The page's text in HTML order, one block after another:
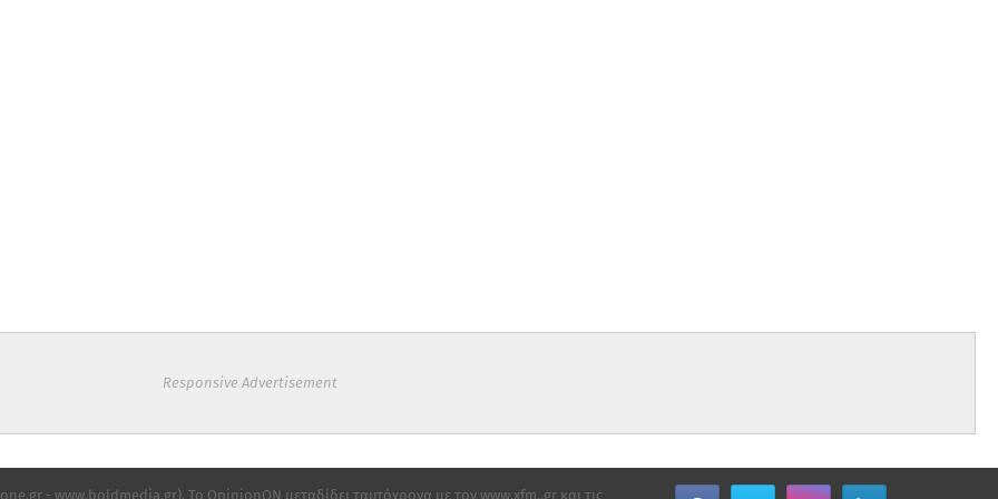
Responsive Advertisement
- www.boldmedia.gr). Το OpinionON μεταδίδει ταυτόχρονα με τον www.xfm..gr και τις